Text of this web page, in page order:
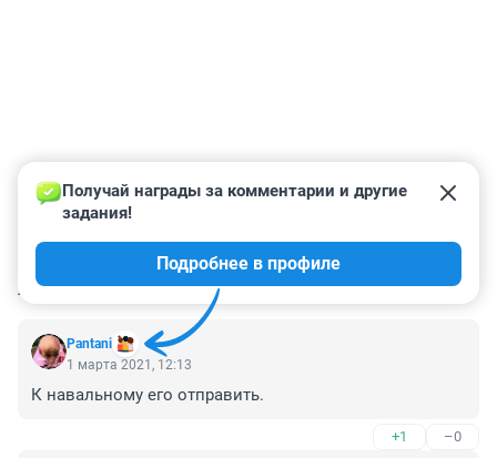
КОММЕНТАРИИ 39
Pantani
Получай награды за комментарии и другие
задания!
Подробнее в профиле
1 марта 2021, 12:13
К навальному его отправить.
+1 –0